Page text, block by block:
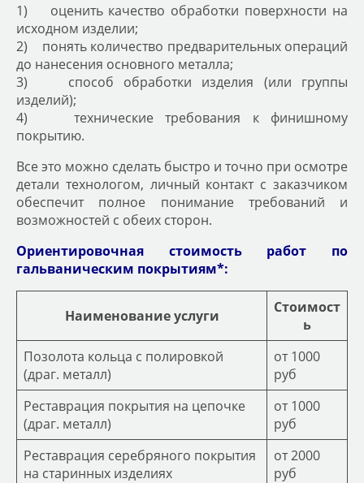
1) оценить качество обработки поверхности на
исходном изделии;
2) понять количество предварительных операций
до нанесения основного металла;
3) способ обработки изделия (или группы
изделий);
4) технические требования к финишному
покрытию.
Все это можно сделать быстро и точно при осмотре
детали технологом, личный контакт с заказчиком
обеспечит полное понимание требований и
возможностей с обеих сторон.
Ориентировочная стоимость работ по
гальваническим покрытиям*:
Наименование услуги
Стоимост
ь
Позолота кольца с полировкой
(драг. металл)
от 1000
руб
Реставрация покрытия на цепочке
(драг. металл)
от 1000
руб
Реставрация серебряного покрытия
на старинных изделиях
от 2000
руб